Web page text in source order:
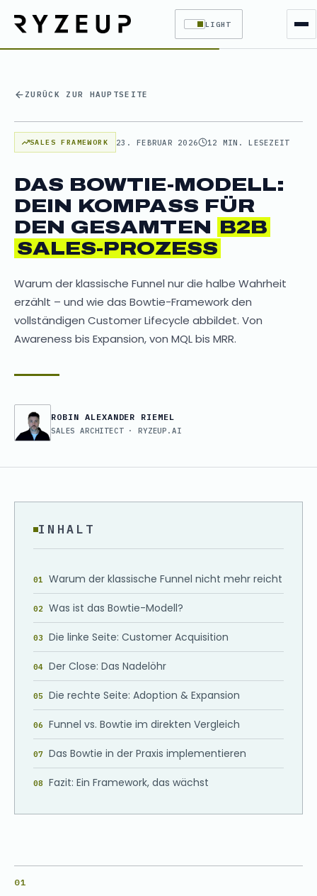
LIGHT
ZURÜCK ZUR HAUPTSEITE
SALES FRAMEWORK 23. FEBRUAR 2026 12 MIN. LESEZEIT
DAS BOWTIE-MODELL:
DEIN KOMPASS FÜR
DEN GESAMTEN B2B
SALES-PROZESS
Warum der klassische Funnel nur die halbe Wahrheit
erzählt – und wie das Bowtie-Framework den
vollständigen Customer Lifecycle abbildet. Von
Awareness bis Expansion, von MQL bis MRR.
ROBIN ALEXANDER RIEMEL
SALES ARCHITECT · RYZEUP.AI
INHALT
Warum der klassische Funnel nicht mehr reicht
Was ist das Bowtie-Modell?
Die linke Seite: Customer Acquisition
Der Close: Das Nadelöhr
Die rechte Seite: Adoption & Expansion
Funnel vs. Bowtie im direkten Vergleich
Das Bowtie in der Praxis implementieren
Fazit: Ein Framework, das wächst